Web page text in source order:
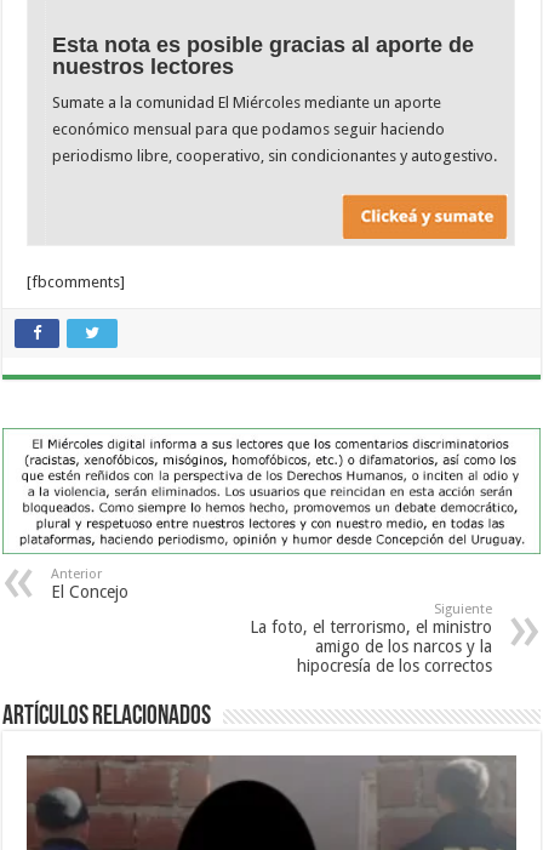
Esta nota es posible gracias al aporte de
nuestros lectores
Sumate a la comunidad El Miércoles mediante un aporte
económico mensual para que podamos seguir haciendo
periodismo libre, cooperativo, sin condicionantes y autogestivo.
[fbcomments]
Anterior
El Concejo
Siguiente
La foto, el terrorismo, el ministro
amigo de los narcos y la
hipocresía de los correctos
Artículos Relacionados